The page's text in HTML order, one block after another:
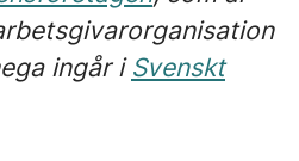
ingår i Svenskt